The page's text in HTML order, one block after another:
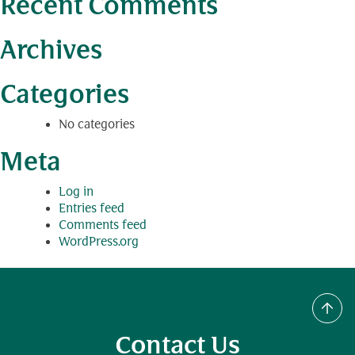
Recent Comments
Archives
Categories
No categories
Meta
Log in
Entries feed
Comments feed
WordPress.org
Contact Us